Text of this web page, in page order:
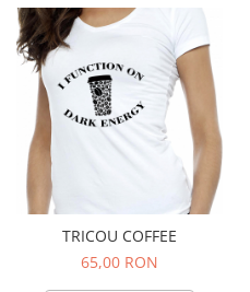
TRICOU COFFEE
65,00 RON